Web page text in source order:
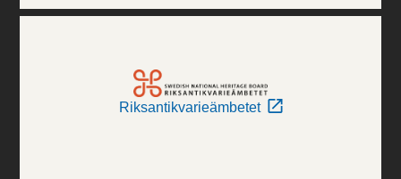
Riksantikvarieämbetet